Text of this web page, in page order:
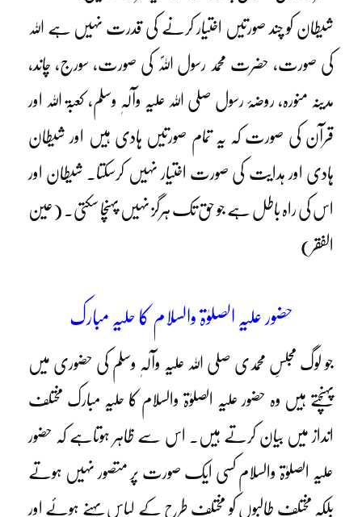
شیطان کو چند صورتیں اختیار کرنے کی قدرت نہیں ہے اللہ
کی صورت، حضرت محمد رسول اللہؐ کی صورت، سورج، چاند،
مدینہ منورہ، روضۂ رسول صلی اللہ علیہ وآلہٖ وسلم، کعبۃ اللہ اور
قرآن کی صورت کہ یہ تمام صورتیں ہادی ہیں اور شیطان
ہادی اور ہدایت کی صورت اختیار نہیں کرسکتا۔ شیطان اور
اس کی راہ باطل ہے جو حق تک ہرگز نہیں پہنچا سکتی۔ (عین
الفقر)
حضور علیہ الصلوٰۃ والسلام کا حلیہ مبارک
جو لوگ مجلسِ محمدی صلی اللہ علیہ وآلہٖ وسلم کی حضوری میں
پہنچتے ہیں وہ حضور علیہ الصلوٰۃ والسلام کا حلیہ مبارک مختلف
انداز میں بیان کرتے ہیں۔ اس سے ظاہر ہوتاہے کہ حضور
علیہ الصلوٰۃ والسلام کسی ایک صورت پر متصور نہیں ہوتے
بلکہ مختلف طالبوں کو مختلف طرح کے لباس پہنے ہوئے اور